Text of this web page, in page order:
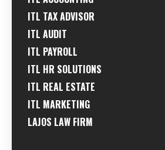
ITL TAX ADVISOR
ITL AUDIT
ITL PAYROLL
ITL HR SOLUTIONS
ITL REAL ESTATE
ITL MARKETING
LAJOS LAW FIRM